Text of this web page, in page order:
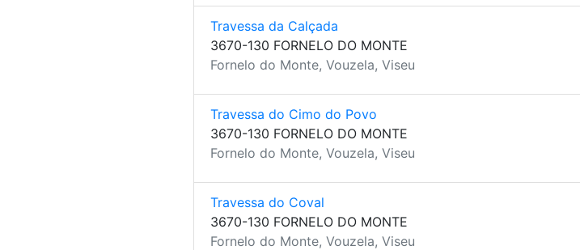
Travessa da Calçada
3670-130 FORNELO DO MONTE
Fornelo do Monte, Vouzela, Viseu
Travessa do Cimo do Povo
3670-130 FORNELO DO MONTE
Fornelo do Monte, Vouzela, Viseu
Travessa do Coval
3670-130 FORNELO DO MONTE
Fornelo do Monte, Vouzela, Viseu